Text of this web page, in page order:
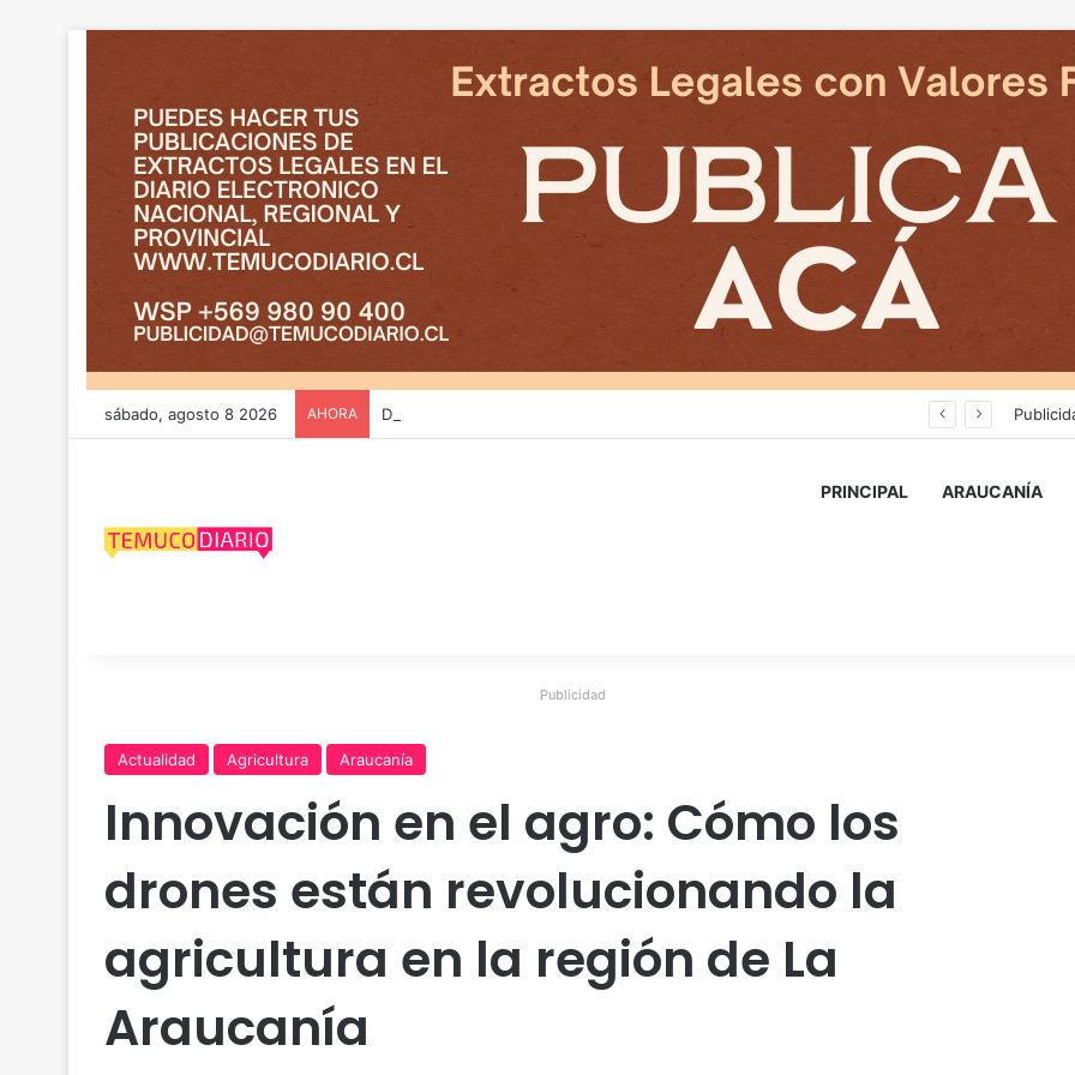
sábado, agosto 8 2026 AHORA
PRINCIPAL ARAUCANÍA
Publicidad
Actualidad Agricultura Araucanía
Innovación en el agro: Cómo los
drones están revolucionando la
agricultura en la región de La
Araucanía